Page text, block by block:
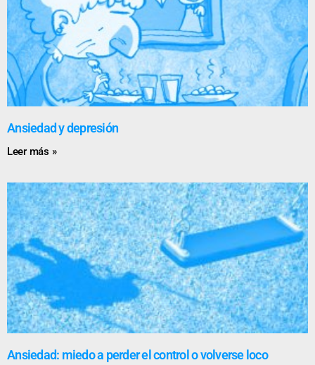
Ansiedad y depresión
Leer más »
Ansiedad: miedo a perder el control o volverse loco